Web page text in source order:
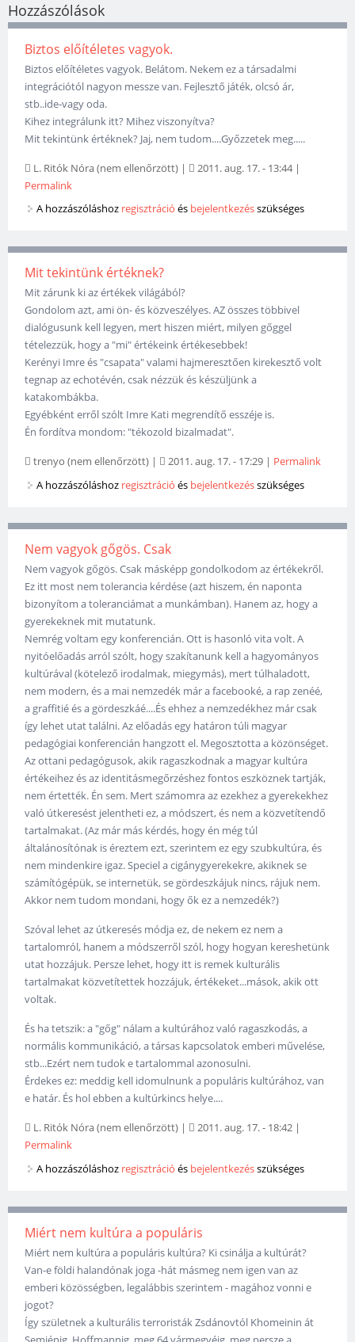
Hozzászólások
Biztos előítéletes vagyok.
Biztos előítéletes vagyok. Belátom. Nekem ez a társadalmi
integrációtól nagyon messze van. Fejlesztő játék, olcsó ár,
stb..ide-vagy oda.
Kihez integrálunk itt? Mihez viszonyítva?
Mit tekintünk értéknek? Jaj, nem tudom....Győzzetek meg.....
L. Ritók Nóra (nem ellenőrzött) | 2011. aug. 17. - 13:44|
Permalink
A hozzászóláshoz regisztráció és bejelentkezésszükséges
Mit tekintünk értéknek?
Mit zárunk ki az értékek világából?
Gondolom azt, ami ön- és közveszélyes. AZ összes többivel
dialógusunk kell legyen, mert hiszen miért, milyen gőggel
tételezzük, hogy a "mi" értékeink értékesebbek!
Kerényi Imre és "csapata" valami hajmeresztően kirekesztő volt
tegnap az echotévén, csak nézzük és készüljünk a
katakombákba.
Egyébként erről szólt Imre Kati megrendítő esszéje is.
Én fordítva mondom: "tékozold bizalmadat".
trenyo (nem ellenőrzött) | 2011. aug. 17. - 17:29 | Permalink
A hozzászóláshoz regisztráció és bejelentkezésszükséges
Nem vagyok gőgös. Csak
Nem vagyok gőgös. Csak másképp gondolkodom az értékekről.
Ez itt most nem tolerancia kérdése (azt hiszem, én naponta
bizonyítom a toleranciámat a munkámban). Hanem az, hogy a
gyerekeknek mit mutatunk.
Nemrég voltam egy konferencián. Ott is hasonló vita volt. A
nyitóelőadás arról szólt, hogy szakítanunk kell a hagyományos
kultúrával (kötelező irodalmak, miegymás), mert túlhaladott,
nem modern, és a mai nemzedék már a facebooké, a rap zenéé,
a graffitié és a gördeszkáé....És ehhez a nemzedékhez már csak
így lehet utat találni. Az előadás egy határon túli magyar
pedagógiai konferencián hangzott el. Megosztotta a közönséget.
Az ottani pedagógusok, akik ragaszkodnak a magyar kultúra
értékeihez és az identitásmegőrzéshez fontos eszköznek tartják,
nem értették. Én sem. Mert számomra az ezekhez a gyerekekhez
való útkeresést jelentheti ez, a módszert, és nem a közvetítendő
tartalmakat. (Az már más kérdés, hogy én még túl
általánosítónak is éreztem ezt, szerintem ez egy szubkultúra, és
nem mindenkire igaz. Speciel a cigánygyerekekre, akiknek se
számítógépük, se internetük, se gördeszkájuk nincs, rájuk nem.
Akkor nem tudom mondani, hogy ők ez a nemzedék?)
Szóval lehet az útkeresés módja ez, de nekem ez nem a
tartalomról, hanem a módszerről szól, hogy hogyan kereshetünk
utat hozzájuk. Persze lehet, hogy itt is remek kulturális
tartalmakat közvetítettek hozzájuk, értékeket...mások, akik ott
voltak.
És ha tetszik: a "gőg" nálam a kultúrához való ragaszkodás, a
normális kommunikáció, a társas kapcsolatok emberi művelése,
stb...Ezért nem tudok e tartalommal azonosulni.
Érdekes ez: meddig kell idomulnunk a populáris kultúrához, van
e határ. És hol ebben a kultúrkincs helye....
L. Ritók Nóra (nem ellenőrzött) | 2011. aug. 17. - 18:42 |
Permalink
A hozzászóláshoz regisztráció és bejelentkezésszükséges
Miért nem kultúra a populáris
Miért nem kultúra a populáris kultúra? Ki csinálja a kultúrát?
Van-e földi halandónak joga -hát másmeg nem igen van az
emberi közösségben, legalábbis szerintem - magához vonni e
jogot?
Így születnek a kulturális terroristák Zsdánovtól Khomeinin át